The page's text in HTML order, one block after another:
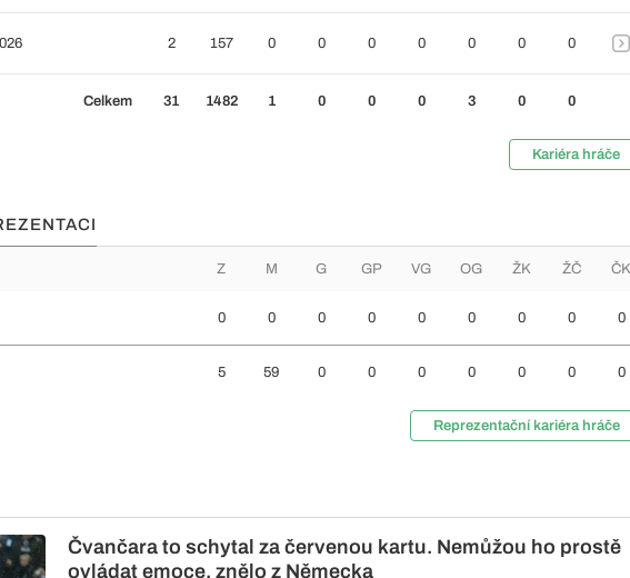
2 157 0 0 0 0 0 0 0
Celkem 31 1482 1 0 0 0 3 0 0
Kariéra hráče
Z M G GP VG OG ŽK ŽČ ČK
0 0 0 0 0 0 0 0 0
5 59 0 0 0 0 0 0 0
Reprezentační kariéra hráče
Čvančara to schytal za červenou kartu. Nemůžou ho prostě
ovládat emoce, znělo z Německa